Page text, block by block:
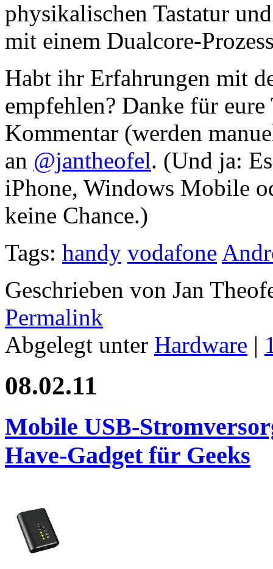
physikalischen Tastatur
mit einem Dualcore-
Habt ihr Erfahrungen mit
empfehlen? Danke für
Kommentar (werden
an @jantheofel. (Und ja:
iPhone, Windows Mobile
keine Chance.)
Tags: handy vodafone
Geschrieben von Jan
Permalink
Abgelegt unter Hardware |
08.02.11
Mobile USB-
Have-Gadget für Geeks